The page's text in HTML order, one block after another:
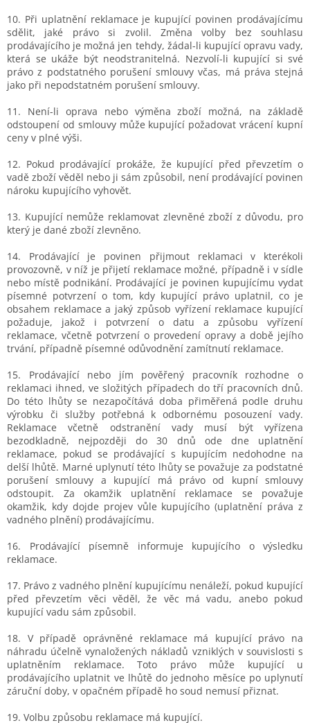
10. Při uplatnění reklamace je kupující povinen prodávajícímu
sdělit, jaké právo si zvolil. Změna volby bez souhlasu
prodávajícího je možná jen tehdy, žádal-li kupující opravu vady,
která se ukáže být neodstranitelná. Nezvolí-li kupující si své
právo z podstatného porušení smlouvy včas, má práva stejná
jako při nepodstatném porušení smlouvy.
11. Není-li oprava nebo výměna zboží možná, na základě
odstoupení od smlouvy může kupující požadovat vrácení kupní
ceny v plné výši.
12. Pokud prodávající prokáže, že kupující před převzetím o
vadě zboží věděl nebo ji sám způsobil, není prodávající povinen
nároku kupujícího vyhovět.
13. Kupující nemůže reklamovat zlevněné zboží z důvodu, pro
který je dané zboží zlevněno.
14. Prodávající je povinen přijmout reklamaci v kterékoli
provozovně, v níž je přijetí reklamace možné, případně i v sídle
nebo místě podnikání. Prodávající je povinen kupujícímu vydat
písemné potvrzení o tom, kdy kupující právo uplatnil, co je
obsahem reklamace a jaký způsob vyřízení reklamace kupující
požaduje, jakož i potvrzení o datu a způsobu vyřízení
reklamace, včetně potvrzení o provedení opravy a době jejího
trvání, případně písemné odůvodnění zamítnutí reklamace.
15. Prodávající nebo jím pověřený pracovník rozhodne o
reklamaci ihned, ve složitých případech do tří pracovních dnů.
Do této lhůty se nezapočítává doba přiměřená podle druhu
výrobku či služby potřebná k odbornému posouzení vady.
Reklamace včetně odstranění vady musí být vyřízena
bezodkladně, nejpozději do 30 dnů ode dne uplatnění
reklamace, pokud se prodávající s kupujícím nedohodne na
delší lhůtě. Marné uplynutí této lhůty se považuje za podstatné
porušení smlouvy a kupující má právo od kupní smlouvy
odstoupit. Za okamžik uplatnění reklamace se považuje
okamžik, kdy dojde projev vůle kupujícího (uplatnění práva z
vadného plnění) prodávajícímu.
16. Prodávající písemně informuje kupujícího o výsledku
reklamace.
17. Právo z vadného plnění kupujícímu nenáleží, pokud kupující
před převzetím věci věděl, že věc má vadu, anebo pokud
kupující vadu sám způsobil.
18. V případě oprávněné reklamace má kupující právo na
náhradu účelně vynaložených nákladů vzniklých v souvislosti s
uplatněním reklamace. Toto právo může kupující u
prodávajícího uplatnit ve lhůtě do jednoho měsíce po uplynutí
záruční doby, v opačném případě ho soud nemusí přiznat.
19. Volbu způsobu reklamace má kupující.